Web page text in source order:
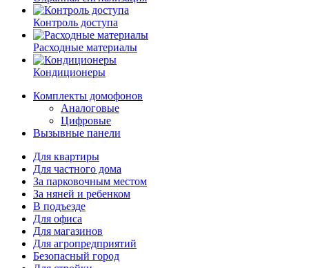
Контроль доступа
Расходные материалы
Кондиционеры
Комплекты домофонов
Аналоговые
Цифровые
Вызывные панели
Для квартиры
Для частного дома
За парковочным местом
За няней и ребенком
В подъезде
Для офиса
Для магазинов
Для агропредприятий
Безопасный город